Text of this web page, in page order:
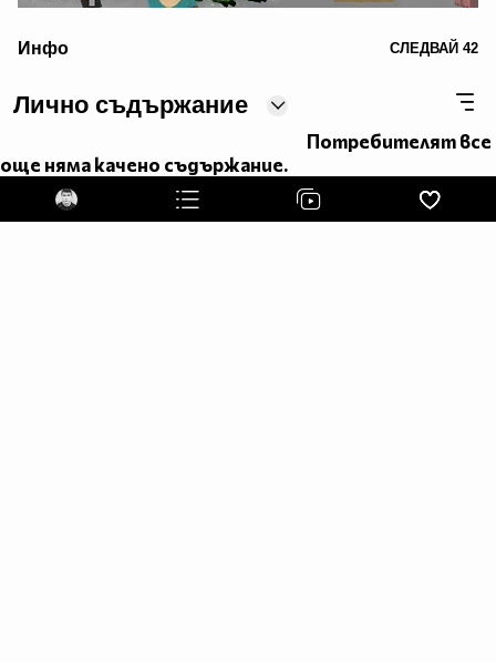
Emolicious xDD skype: desitios
Инфо СЛЕДВАЙ 42
Лично съдържание
Потребителят все
още няма качено съдържание.